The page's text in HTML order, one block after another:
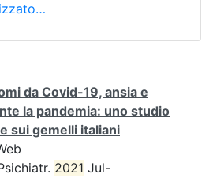
da Covid-19, ansia e
la pandemia: uno studio
sui gemelli italiani
2021 Jul-